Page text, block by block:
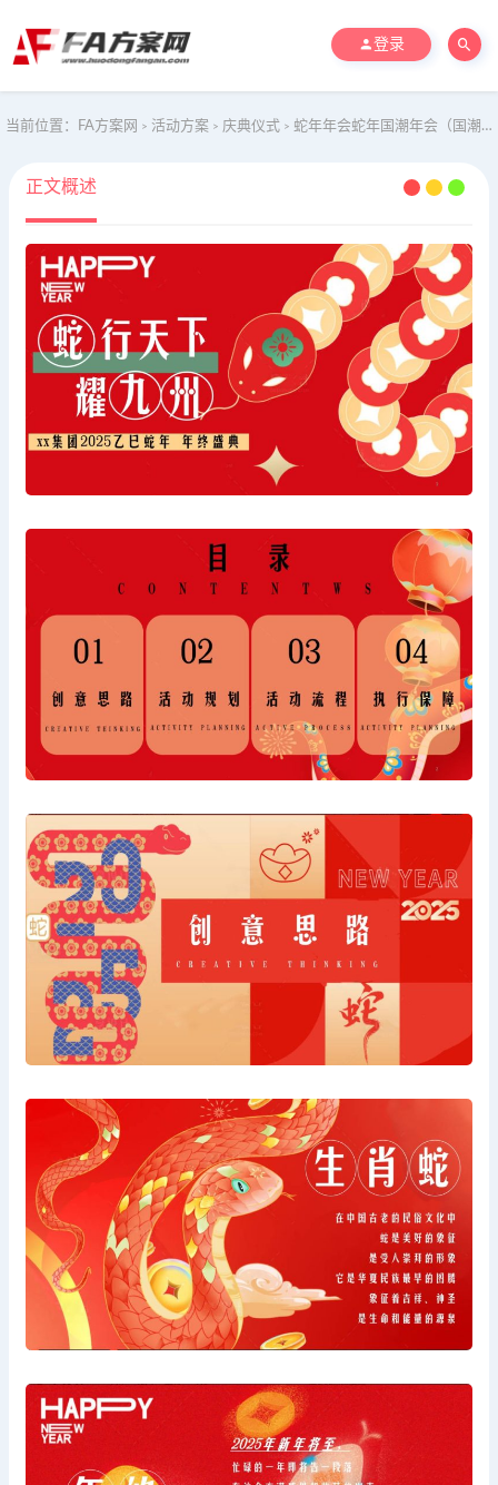
登录
当前位置： FA方案网 > 活动方案 > 庆典仪式 > 蛇年年会蛇年国潮年会（国潮年会尾牙，蛇年游园会，蛇年年终盛典
正文概述